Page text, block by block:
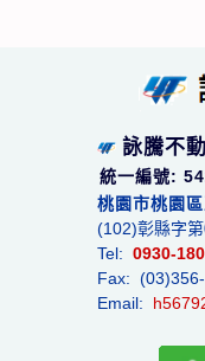
詠騰不
統一編號:
桃園市桃園
(102)彰縣字
Tel: 0930-
Fax:
Email: